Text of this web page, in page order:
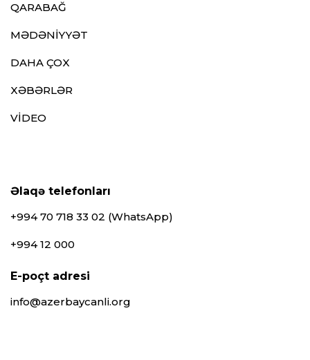
QARABAĞ
MƏDƏNİYYƏT
DAHA ÇOX
XƏBƏRLƏR
VİDEO
Əlaqə telefonları
+994 70 718 33 02 (WhatsApp)
+994 12 000
E-poçt adresi
info@azerbaycanli.org